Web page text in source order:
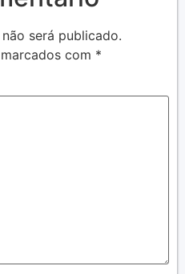
será publicado.
com *